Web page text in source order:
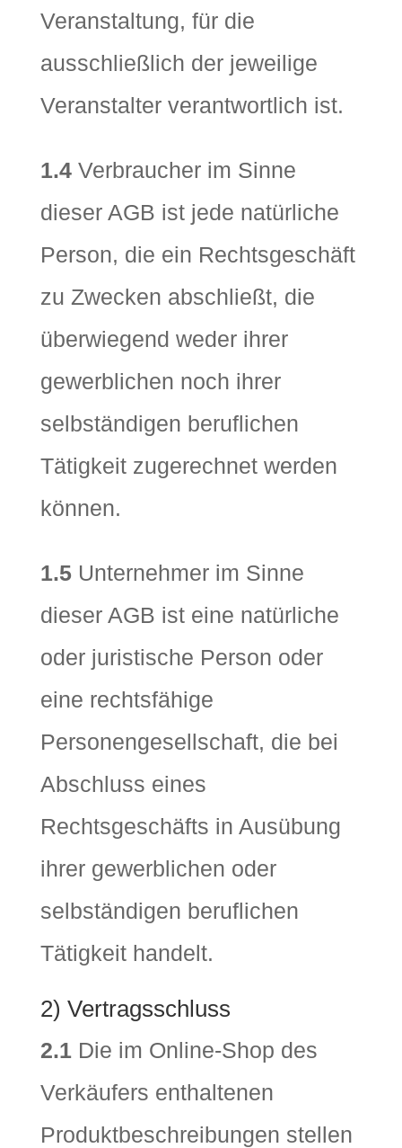
Veranstaltung, für die
ausschließlich der jeweilige
Veranstalter verantwortlich ist.
1.4Verbraucher im Sinne
dieser AGB ist jede natürliche
Person, die ein Rechtsgeschäft
zu Zwecken abschließt, die
überwiegend weder ihrer
gewerblichen noch ihrer
selbständigen beruflichen
Tätigkeit zugerechnet werden
können.
1.5Unternehmer im Sinne
dieser AGB ist eine natürliche
oder juristische Person oder
eine rechtsfähige
Personengesellschaft, die bei
Abschluss eines
Rechtsgeschäfts in Ausübung
ihrer gewerblichen oder
selbständigen beruflichen
Tätigkeit handelt.
2) Vertragsschluss
2.1Die im Online-Shop des
Verkäufers enthaltenen
Produktbeschreibungen stellen